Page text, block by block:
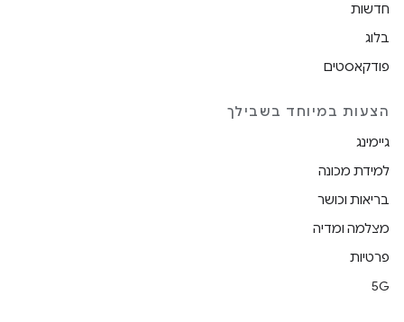
חדשות
בלוג
פודקאסטים
הצעות במיוחד בשבילך
גיימינג
למידת מכונה
בריאות וכושר
מצלמה ומדיה
פרטיות
5G